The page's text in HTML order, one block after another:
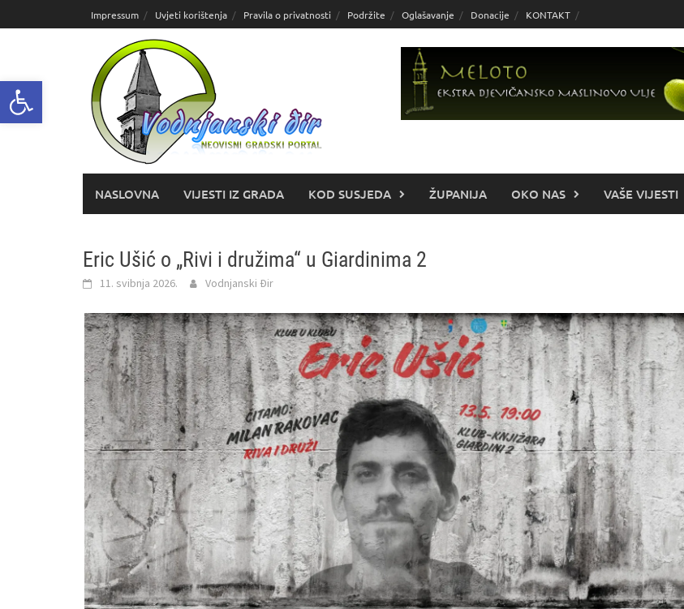
Open toolbar
do
Impressum Uvjeti korištenja Pravila o privatnosti Podržite Oglašavanje Donacije KONTAKT
NASLOVNA VIJESTI IZ GRADA KOD SUSJEDA ŽUPANIJA OKO NAS VAŠE VIJESTI
Eric Ušić o „Rivi i družima“ u Giardinima 2
11. svibnja 2026. Vodnjanski Đir